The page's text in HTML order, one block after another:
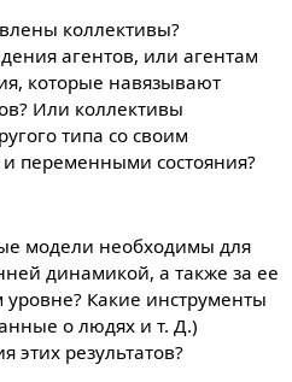
коллективы?
агентов, или агентам
которые навязывают
Или коллективы
типа со своим
переменными состояния?
модели необходимы для
динамикой, а также за ее
Какие инструменты
о людях и т. Д.)
этих результатов?